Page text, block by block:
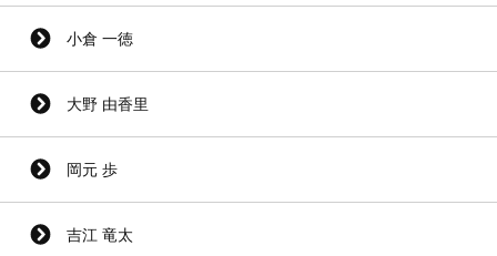
小倉 一徳
大野 由香里
岡元 歩
吉江 竜太